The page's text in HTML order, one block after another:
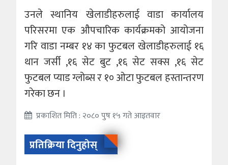
उनले स्थानिय खेलाडीहरुलाई वाडा कार्यालय
परिसरमा एक औपचारिक कार्यक्रमको आयोजना
गरि वाडा नम्बर १४ का फुटबल खेलाडीहरुलाई १६
थान जर्सी ,१६ सेट बुट ,१६ सेट सक्स ,१६ सेट
फुटबल प्याड ग्लोब्स र १० ओटा फुटबल हस्तान्तरण
गरेका छन ।
प्रकाशित मिति : २०८० पुष १५ गते आइतवार
प्रतिक्रिया दिनुहोस्